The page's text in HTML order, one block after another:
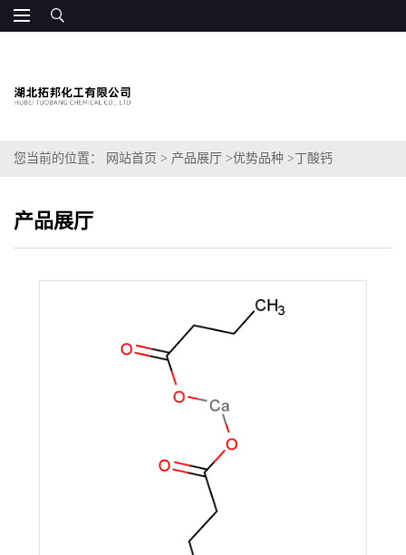
您当前的位置： 网站首页 > 产品展厅 >优势品种 >丁酸钙
产品展厅